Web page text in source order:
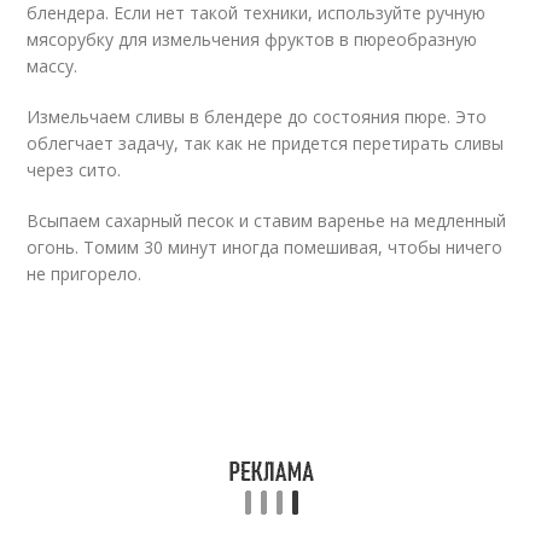
блендера. Если нет такой техники, используйте ручную
мясорубку для измельчения фруктов в пюреобразную
массу.
Измельчаем сливы в блендере до состояния пюре. Это
облегчает задачу, так как не придется перетирать сливы
через сито.
Всыпаем сахарный песок и ставим варенье на медленный
огонь. Томим 30 минут иногда помешивая, чтобы ничего
не пригорело.